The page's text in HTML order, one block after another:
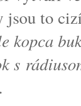
to
kopca
s